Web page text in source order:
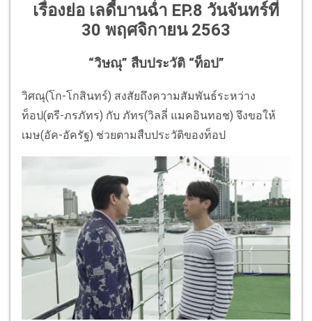
เรื่องย่อ เลดี้บานฉ่ำ EP.8 วันจันทร์ที่
30 พฤศจิกายน 2563
“วิษณุ” สืบประวัติ “ท็อป”
วิศณุ(โก-โกสินทร์) สงสัยถึงความสัมพันธ์ระหว่าง
ท็อป(ตรี-ภรภัทร) กับ ภัทร(วิลลี่ แมคอินทอช) จึงขอให้
เมษ(อัค-อัครัฐ) ช่วยตามสืบประวัติของท็อป